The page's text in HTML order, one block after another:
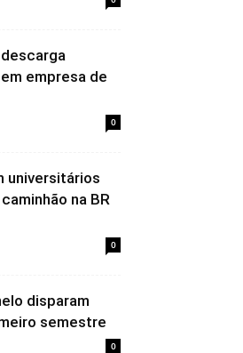
empresa de
0
universitários
na BR
0
disparam
semestre
0